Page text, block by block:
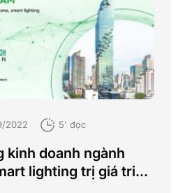
2022 5' đọc
kinh doanh ngành
lighting trị giá triệu